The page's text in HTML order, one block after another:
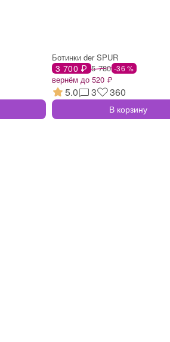
Ботинки der SPUR
3 700 ₽ 5 780 -36 %
вернём до 520 ₽
5.0 3 360
В корзину